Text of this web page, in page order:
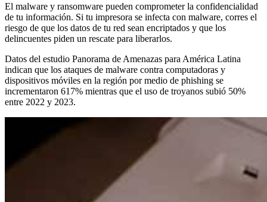
El malware y ransomware pueden comprometer la confidencialidad
de tu información. Si tu impresora se infecta con malware, corres el
riesgo de que los datos de tu red sean encriptados y que los
delincuentes piden un rescate para liberarlos.
Datos del estudio Panorama de Amenazas para América Latina
indican que los ataques de malware contra computadoras y
dispositivos móviles en la región por medio de phishing se
incrementaron 617% mientras que el uso de troyanos subió 50%
entre 2022 y 2023.